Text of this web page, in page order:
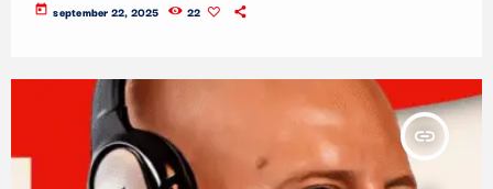
today september 22, 2025 22
insert_link